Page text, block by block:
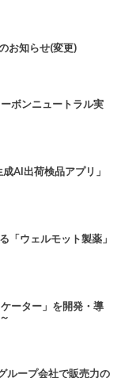
お知らせ(変更)
ボンニュートラル実
AI出荷検品アプリ」
「ウェルモット製薬」
ーター」を開発・導
ループ会社で販売力の